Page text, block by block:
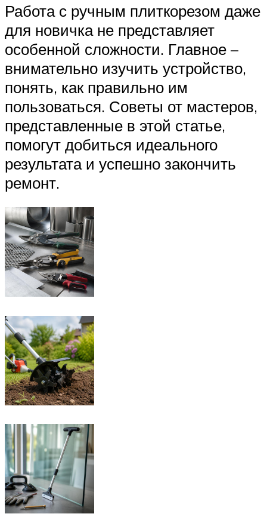
Работа с ручным плиткорезом даже
для новичка не представляет
особенной сложности. Главное –
внимательно изучить устройство,
понять, как правильно им
пользоваться. Советы от мастеров,
представленные в этой статье,
помогут добиться идеального
результата и успешно закончить
ремонт.